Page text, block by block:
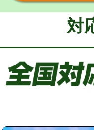
給水管工事※（保温材使
め込み）)
給水管工事※（土の掘削
給水管工事※（塩ビ管（
用/3ｍまで)
給水管工事※（ライニン
対